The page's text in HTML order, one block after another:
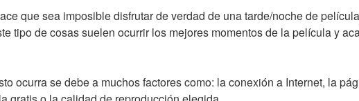
que sea imposible disfrutar de verdad de una tarde/noche de
tipo de cosas suelen ocurrir los mejores momentos de la película y
ocurra se debe a muchos factores como: la conexión a Internet, la